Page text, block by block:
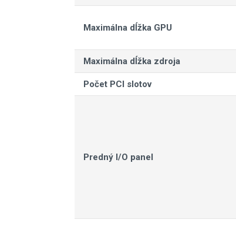
Maximálna dĺžka GPU
Maximálna dĺžka zdroja
Počet PCI slotov
Predný I/O panel